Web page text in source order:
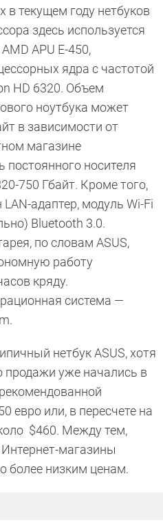
текущем году нетбуков
здесь используется
APU E-450,
ядра с частотой
HD 6320. Объем
ноутбука может
в зависимости от
магазине
постоянного носителя
750 Гбайт. Кроме того,
адаптер, модуль Wi-Fi
Bluetooth 3.0.
по словам ASUS,
работу
кряду.
система —
нетбук ASUS, хотя
уже начались в
евро или, в пересчете на
$460. Между тем,
магазины
более низким ценам.